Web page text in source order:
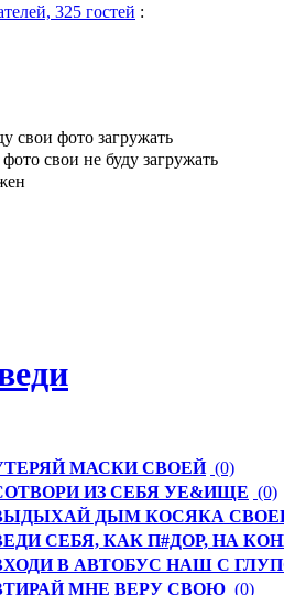
325 гостей :
свои фото загружать
свои не буду загружать
МАСКИ СВОЕЙ (0)
ИЗ СЕБЯ УЕ&ИЩЕ (0)
ДЫМ КОСЯКА
СЕБЯ, КАК П#ДОР, НА
В АВТОБУС НАШ С
МНЕ ВЕРУ СВОЮ (0)